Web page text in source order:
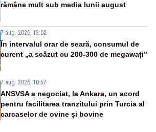
rămâne mult sub media lunii august
7 aug. 2026, 13:02
În intervalul orar de seară, consumul de
curent „a scăzut cu 200-300 de megawați”
7 aug. 2026, 10:57
ANSVSA a negociat, la Ankara, un acord
pentru facilitarea tranzitului prin Turcia al
carcaselor de ovine și bovine